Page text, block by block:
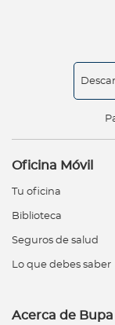
Oficina Móvil
Tu oficina
Biblioteca
Seguros de salud
Lo que debes saber
Acerca de Bupa